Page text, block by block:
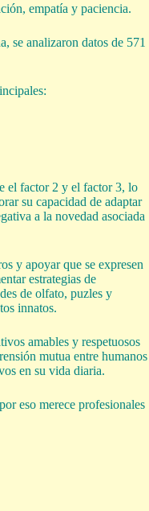
empatía y paciencia.
se analizaron datos de 571
el factor 2 y el factor 3, lo
su capacidad de adaptar
a la novedad asociada
y apoyar que se expresen
estrategias de
de olfato, puzles y
innatos.
amables y respetuosos
mutua entre humanos
en su vida diaria.
eso merece profesionales